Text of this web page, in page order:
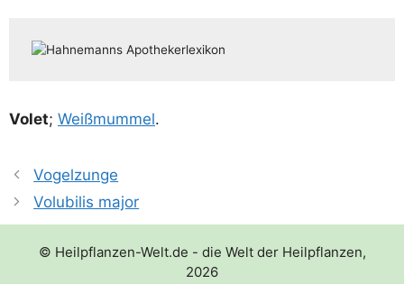
Volet; Weiß­mum­mel.
Vogelzunge
Volubilis major
© Heilpflanzen-Welt.de - die Welt der Heilpflanzen,
2026